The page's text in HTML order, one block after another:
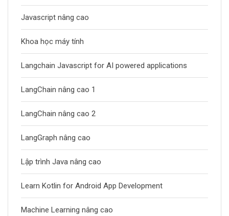
Javascript nâng cao
Khoa học máy tính
Langchain Javascript for AI powered applications
LangChain nâng cao 1
LangChain nâng cao 2
LangGraph nâng cao
Lập trình Java nâng cao
Learn Kotlin for Android App Development
Machine Learning nâng cao